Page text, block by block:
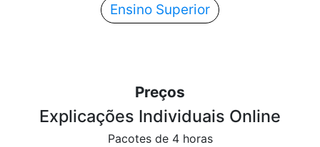
Ensino Superior
Preços
Explicações Individuais Online
Pacotes de 4 horas